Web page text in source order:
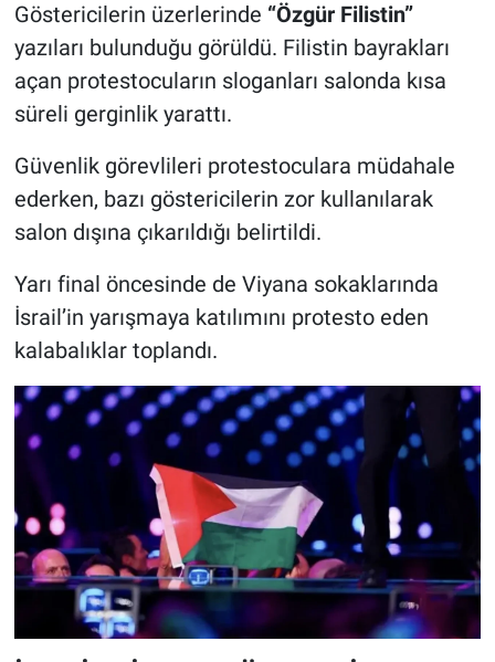
Göstericilerin üzerlerinde “Özgür Filistin”
yazıları bulunduğu görüldü. Filistin bayrakları
açan protestocuların sloganları salonda kısa
süreli gerginlik yarattı.
Güvenlik görevlileri protestoculara müdahale
ederken, bazı göstericilerin zor kullanılarak
salon dışına çıkarıldığı belirtildi.
Yarı final öncesinde de Viyana sokaklarında
İsrail’in yarışmaya katılımını protesto eden
kalabalıklar toplandı.